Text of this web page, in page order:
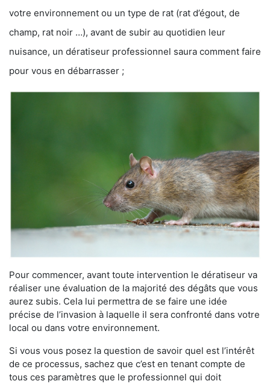
votre environnement ou un type de rat (rat d’égout, de
champ, rat noir …), avant de subir au quotidien leur
nuisance, un dératiseur professionnel saura comment faire
pour vous en débarrasser ;
Pour commencer, avant toute intervention le dératiseur va
réaliser une évaluation de la majorité des dégâts que vous
aurez subis. Cela lui permettra de se faire une idée
précise de l’invasion à laquelle il sera confronté dans votre
local ou dans votre environnement.
Si vous vous posez la question de savoir quel est l’intérêt
de ce processus, sachez que c’est en tenant compte de
tous ces paramètres que le professionnel qui doit